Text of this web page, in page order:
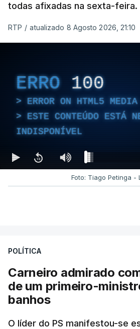
todas afixadas na sexta-feira.
RTP / atualizado 8 Agosto 2026, 21:10
ERRO 100
ERROR ON HTML5 MEDIA
ESTE CONTEÚDO ESTÁ
INDISPONÍVEL
Foto: Tiago Petinga -
POLÍTICA
Carneiro admirado
de um primeiro-
banhos
O líder do PS manifestou-se